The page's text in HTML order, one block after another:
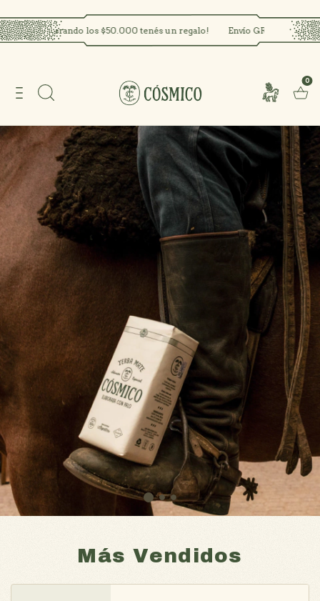
los $50.000 tenés un regalo! Envío GRATIS a partir de
0
Más Vendidos